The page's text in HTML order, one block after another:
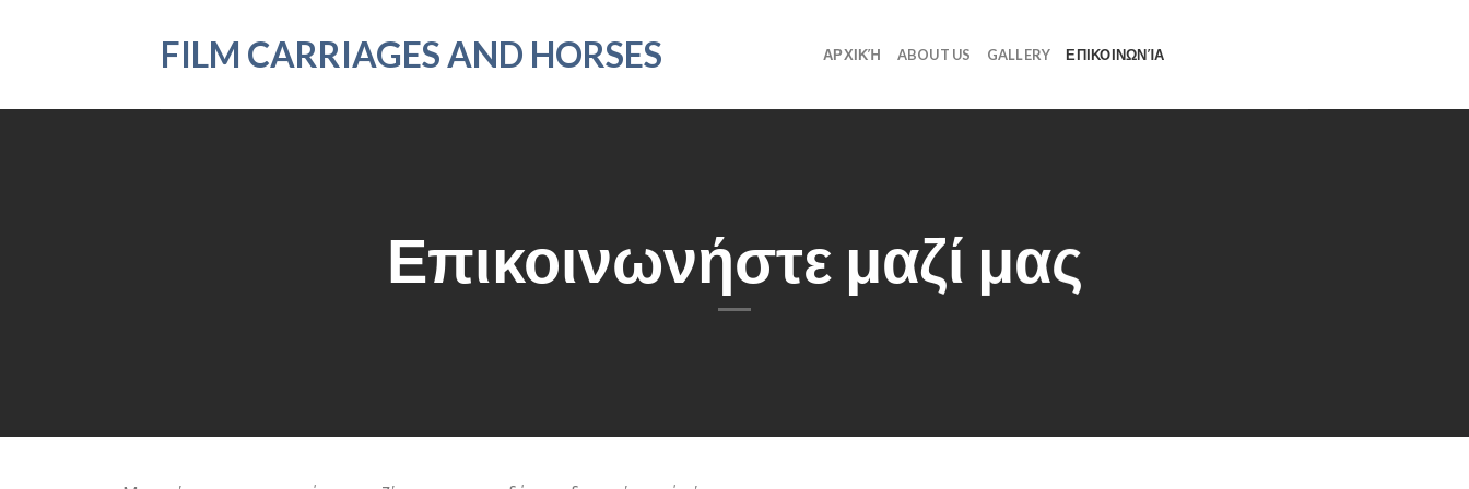
FILM CARRIAGES AND HORSES ΑΡΧΙΚΉ ABOUT US GALLERY ΕΠΙΚΟΙΝΩΝΊΑ
Επικοινωνήστε μαζί μας